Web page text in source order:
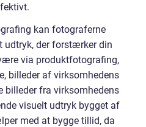
kan fotograferne
udtryk, der forstærker din
via produktfotografing,
billeder af virksomhedens
fra virksomhedens
visuelt udtryk bygget af
med at bygge tillid, da